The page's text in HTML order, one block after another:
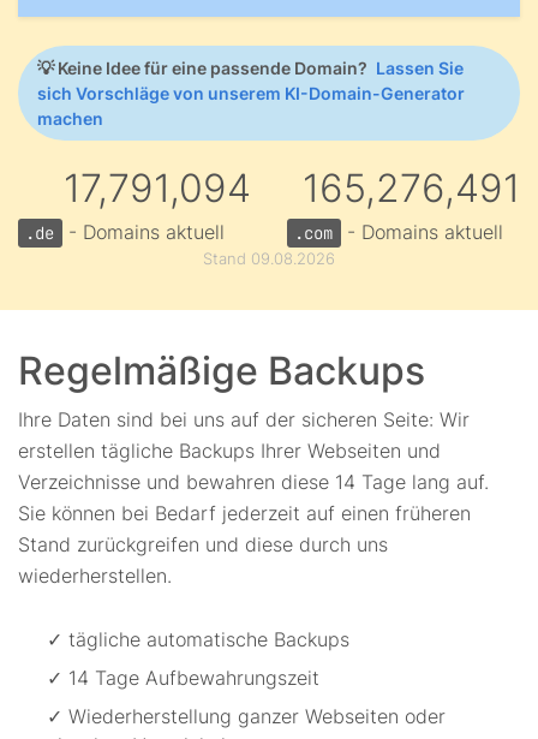
💡 Keine Idee für eine passende Domain? Lassen Sie
sich Vorschläge von unserem KI-Domain-Generator
machen
17,791,094
.de - Domains aktuell
165,276,491
.com - Domains aktuell
Stand 09.08.2026
Regelmäßige Backups
Ihre Daten sind bei uns auf der sicheren Seite: Wir
erstellen tägliche Backups Ihrer Webseiten und
Verzeichnisse und bewahren diese 14 Tage lang auf.
Sie können bei Bedarf jederzeit auf einen früheren
Stand zurückgreifen und diese durch uns
wiederherstellen.
✓ tägliche automatische Backups
✓ 14 Tage Aufbewahrungszeit
✓ Wiederherstellung ganzer Webseiten oder